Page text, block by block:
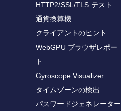
HTTP2/SSL/TLS テスト
通貨換算機
クライアントのヒント
WebGPU ブラウザレポー
ト
Gyroscope Visualizer
タイムゾーンの検出
パスワードジェネレーター